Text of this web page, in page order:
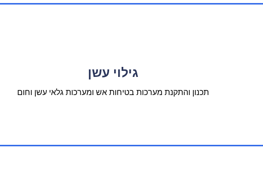
גילוי עשן
תכנון והתקנת מערכות בטיחות אש ומערכות גלאי עשן וחום